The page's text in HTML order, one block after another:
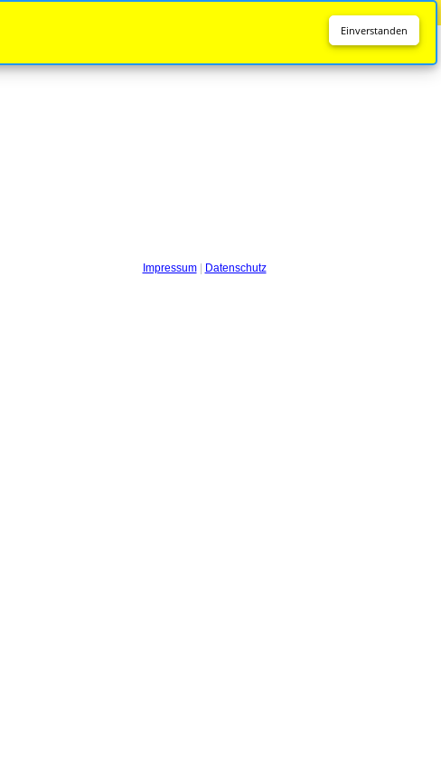
Impressum| Datenschutz
Einverstanden